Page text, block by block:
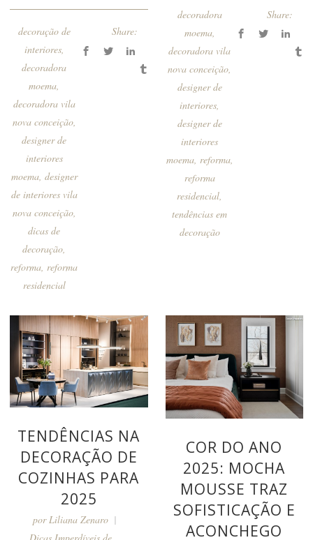
decoração de
interiores,
decoradora
moema,
decoradora vila
nova conceição,
designer de
interiores
moema, designer
de interiores vila
nova conceição,
dicas de
decoração,
reforma,reforma
residencial
Share:
decoradora
moema,
decoradora vila
nova conceição,
designer de
interiores,
designer de
interiores
moema, reforma,
reforma
residencial,
tendências em
decoração
Share:
TENDÊNCIAS NA
DECORAÇÃO DE
COZINHAS PARA
2025
porLiliana Zenaro
COR DO ANO
2025: MOCHA
MOUSSE TRAZ
SOFISTICAÇÃO E
ACONCHEGO